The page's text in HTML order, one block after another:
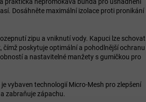
Dosáhněte maximální izolace proti pronikání
zipu a vniknutí vody. Kapuci lze schovat
čímž poskytuje optimální a pohodlnější ochranu
a nastavitelné manžety s gumičkou pro
vybaven technologií Micro-Mesh pro zlepšení
zabraňuje zápachu.